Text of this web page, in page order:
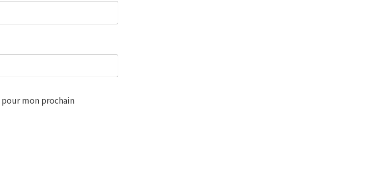
mon prochain